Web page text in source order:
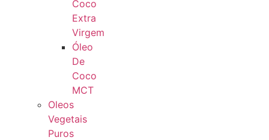
Coco
Extra
Virgem
Óleo
De
Coco
MCT
Oleos
Vegetais
Puros